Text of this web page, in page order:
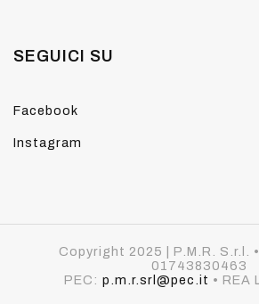
SEGUICI SU
Facebook
Instagram
Copyright 2025 | P.M.R. S.r.l. •
01743830463
PEC: p.m.r.srl@pec.it • REA